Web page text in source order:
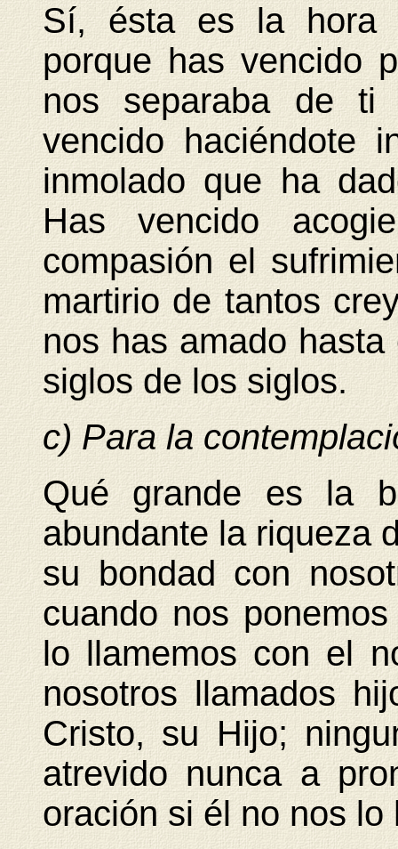
Sí, ésta es la hora
porque has vencido
nos separaba de
vencido haciéndote
inmolado que ha
Has vencido
compasión el
martirio de tantos
nos has amado
siglos de los siglos.
c) Para la
Qué grande es la
abundante la riqueza
su bondad con
cuando nos
lo llamemos con el
nosotros llamados
Cristo, su Hijo;
atrevido nunca a
oración si él no nos